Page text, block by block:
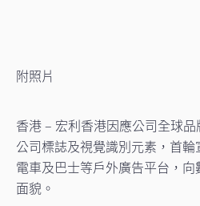
附
香港 – 宏利香港因應公司全球
公司標誌及視覺識別元素，首輪
電車及巴士等戶外廣告平台，
面貌。